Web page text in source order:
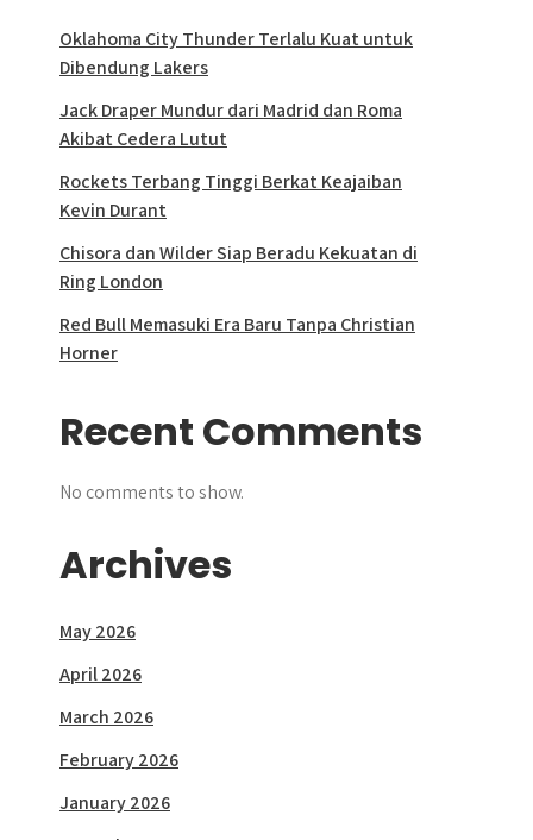
Oklahoma City Thunder Terlalu Kuat untuk
Dibendung Lakers
Jack Draper Mundur dari Madrid dan Roma
Akibat Cedera Lutut
Rockets Terbang Tinggi Berkat Keajaiban
Kevin Durant
Chisora dan Wilder Siap Beradu Kekuatan di
Ring London
Red Bull Memasuki Era Baru Tanpa Christian
Horner
Recent Comments
No comments to show.
Archives
May 2026
April 2026
March 2026
February 2026
January 2026